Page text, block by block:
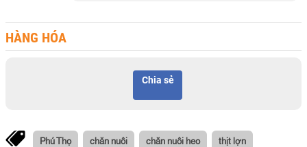
HÀNG HÓA
Chia sẻ
Phú Thọ chăn nuôi chăn nuôi heo thịt lợn